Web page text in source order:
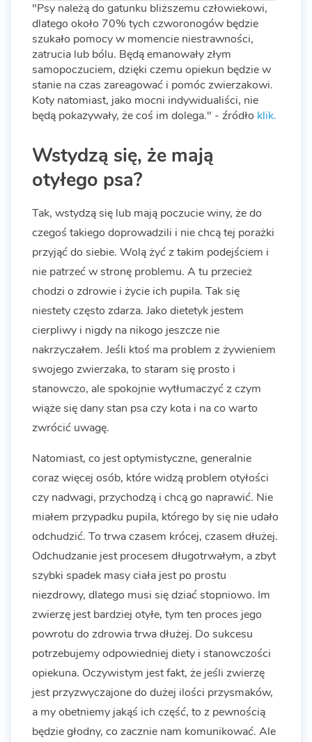
"Psy należą do gatunku bliższemu człowiekowi,
dlatego około 70% tych czworonogów będzie
szukało pomocy w momencie niestrawności,
zatrucia lub bólu. Będą emanowały złym
samopoczuciem, dzięki czemu opiekun będzie w
stanie na czas zareagować i pomóc zwierzakowi.
Koty natomiast, jako mocni indywidualiści, nie
będą pokazywały, że coś im dolega." - źródło klik.
Wstydzą się, że mają
otyłego psa?
Tak, wstydzą się lub mają poczucie winy, że do
czegoś takiego doprowadzili i nie chcą tej porażki
przyjąć do siebie. Wolą żyć z takim podejściem i
nie patrzeć w stronę problemu. A tu przecież
chodzi o zdrowie i życie ich pupila. Tak się
niestety często zdarza. Jako dietetyk jestem
cierpliwy i nigdy na nikogo jeszcze nie
nakrzyczałem. Jeśli ktoś ma problem z żywieniem
swojego zwierzaka, to staram się prosto i
stanowczo, ale spokojnie wytłumaczyć z czym
wiąże się dany stan psa czy kota i na co warto
zwrócić uwagę.
Natomiast, co jest optymistyczne, generalnie
coraz więcej osób, które widzą problem otyłości
czy nadwagi, przychodzą i chcą go naprawić. Nie
miałem przypadku pupila, którego by się nie udało
odchudzić. To trwa czasem krócej, czasem dłużej.
Odchudzanie jest procesem długotrwałym, a zbyt
szybki spadek masy ciała jest po prostu
niezdrowy, dlatego musi się dziać stopniowo. Im
zwierzę jest bardziej otyłe, tym ten proces jego
powrotu do zdrowia trwa dłużej. Do sukcesu
potrzebujemy odpowiedniej diety i stanowczości
opiekuna. Oczywistym jest fakt, że jeśli zwierzę
jest przyzwyczajone do dużej ilości przysmaków,
a my obetniemy jakąś ich część, to z pewnością
będzie głodny, co zacznie nam komunikować. Ale